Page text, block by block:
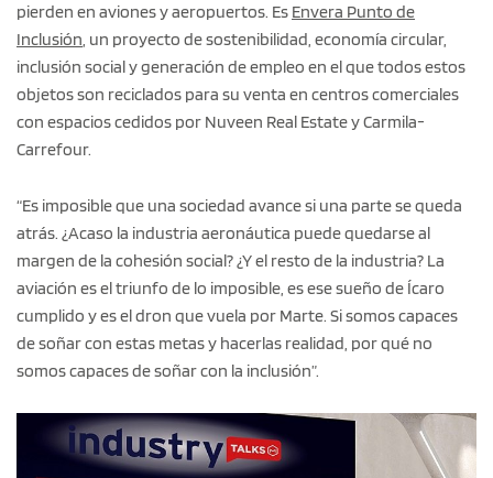
pierden en aviones y aeropuertos. Es Envera Punto de
Inclusión, un proyecto de sostenibilidad, economía circular,
inclusión social y generación de empleo en el que todos estos
objetos son reciclados para su venta en centros comerciales
con espacios cedidos por Nuveen Real Estate y Carmila-
Carrefour.
“Es imposible que una sociedad avance si una parte se queda
atrás. ¿Acaso la industria aeronáutica puede quedarse al
margen de la cohesión social? ¿Y el resto de la industria? La
aviación es el triunfo de lo imposible, es ese sueño de Ícaro
cumplido y es el dron que vuela por Marte. Si somos capaces
de soñar con estas metas y hacerlas realidad, por qué no
somos capaces de soñar con la inclusión”.